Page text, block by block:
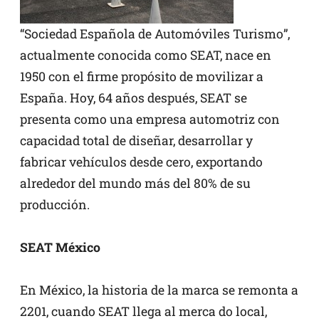
“Sociedad Española de Automóviles Turismo”,
actualmente conocida como SEAT, nace en
1950 con el firme propósito de movilizar a
España. Hoy, 64 años después, SEAT se
presenta como una empresa automotriz con
capacidad total de diseñar, desarrollar y
fabricar vehículos desde cero, exportando
alrededor del mundo más del 80% de su
producción.
SEAT México
En México, la historia de la marca se remonta a
2201, cuando SEAT llega al merca do local,